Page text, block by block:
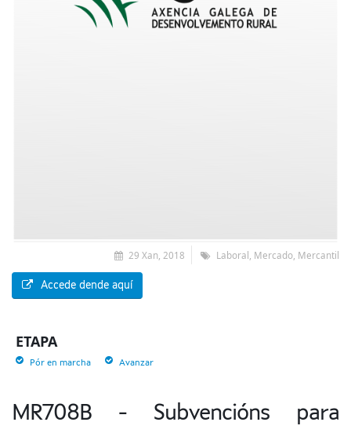
29 Xan, 2018 Laboral, Mercado, Mercantil
Accede dende aquí
ETAPA
Pór en marcha Avanzar
MR708B - Subvencións para